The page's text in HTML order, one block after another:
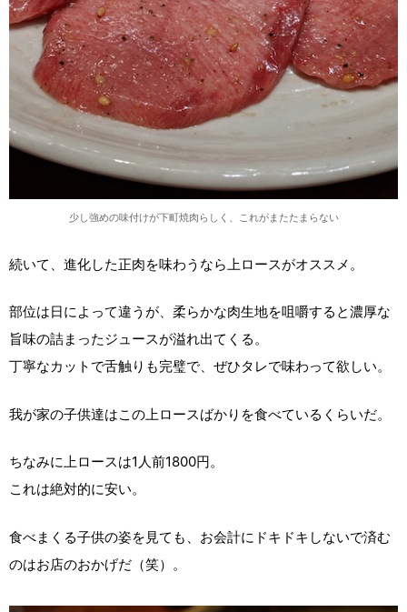
少し強めの味付けが下町焼肉らしく、これがまたたまらない
続いて、進化した正肉を味わうなら上ロースがオススメ。
部位は日によって違うが、柔らかな肉生地を咀嚼すると濃厚な
旨味の詰まったジュースが溢れ出てくる。
丁寧なカットで舌触りも完璧で、ぜひタレで味わって欲しい。
我が家の子供達はこの上ロースばかりを食べているくらいだ。
ちなみに上ロースは1人前1800円。
これは絶対的に安い。
食べまくる子供の姿を見ても、お会計にドキドキしないで済む
のはお店のおかげだ（笑）。